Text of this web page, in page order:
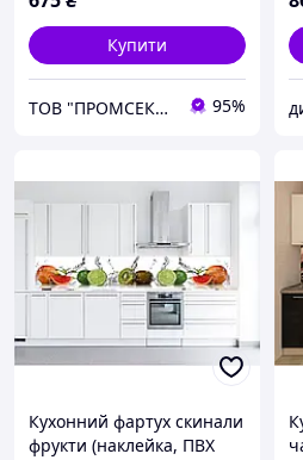
Купити
ТОВ "ПРОМСЕКТОР СЕРВІС" 95%
Кухонний фартух скинали
фрукти (наклейка, ПВХ